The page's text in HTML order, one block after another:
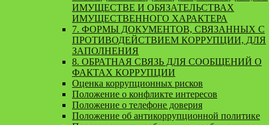
ИМУЩЕСТВЕ И ОБЯЗАТЕЛЬСТВАХ
ИМУЩЕСТВЕННОГО ХАРАКТЕРА
7. ФОРМЫ ДОКУМЕНТОВ, СВЯЗАННЫХ С
ПРОТИВОДЕЙСТВИЕМ КОРРУПЦИИ, ДЛЯ
ЗАПОЛНЕНИЯ
8. ОБРАТНАЯ СВЯЗЬ ДЛЯ СООБЩЕНИЙ О
ФАКТАХ КОРРУПЦИИ
Оценка коррупционных рисков
Положение о конфликте интересов
Положение о телефоне доверия
Положение об антикоррупционной политике